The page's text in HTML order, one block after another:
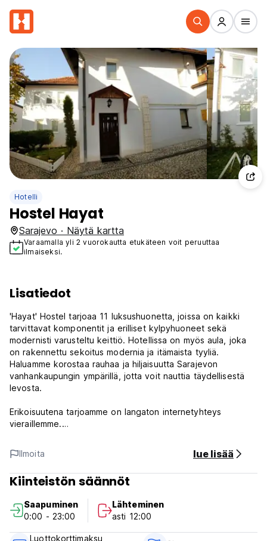
Hotelli
Hostel Hayat
Sarajevo · Näytä kartta
Varaamalla yli 2 vuorokautta etukäteen voit peruuttaa
ilmaiseksi.
Lisatiedot
'Hayat' Hostel tarjoaa 11 luksushuonetta, joissa on kaikki
tarvittavat komponentit ja erilliset kylpyhuoneet sekä
modernisti varusteltu keittiö. Hotellissa on myös aula, joka
on rakennettu sekoitus modernia ja itämaista tyyliä.
Haluamme korostaa rauhaa ja hiljaisuutta Sarajevon
vanhankaupungin ympärillä, jotta voit nauttia täydellisestä
levosta.
Erikoisuutena tarjoamme on langaton internetyhteys
vieraillemme.
Edellä mainittujen huonetilojen lisäksi 'HAYAT' Hostel tarjoaa
järjestettyjä retkiä ympäri Bosnia ja Hertsegovinaa, mikä
antaa sinulle mahdollisuuden tutustua maamme kulttuurisiin ja
historiallisiin kauneuksiin. (Auto-translated from original
Ilmoita lue lisää
Kiinteistön säännöt
Saapuminen
0:00 - 23:00
Lähteminen
asti 12:00
Luottokorttimaksu